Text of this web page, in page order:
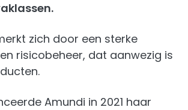
zich door een sterke
risicobeheer, dat aanwezig is
Amundi in 2021 haar